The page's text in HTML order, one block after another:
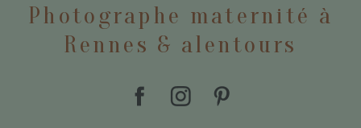
Photographe maternité à
Rennes & alentours